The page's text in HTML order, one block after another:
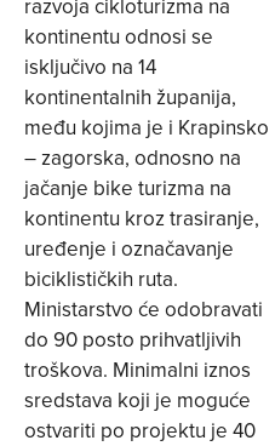
kontinentu odnosi se
isključivo na 14
kontinentalnih županija,
među kojima je i Krapinsko
– zagorska, odnosno na
jačanje bike turizma na
kontinentu kroz trasiranje,
uređenje i označavanje
biciklističkih ruta.
Ministarstvo će odobravati
do 90 posto prihvatljivih
troškova. Minimalni iznos
sredstava koji je moguće
ostvariti po projektu je 40